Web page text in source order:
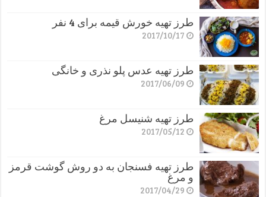
طرز تهیه خورش قیمه برای 4 نفر
2017/10/17
طرز تهیه عدس پلو نذری و خانگی
2017/06/09
طرز تهیه شنیسل مرغ
2017/05/12
طرز تهیه فسنجان به دو روش گوشت قرمز
و مرغ
2017/04/29